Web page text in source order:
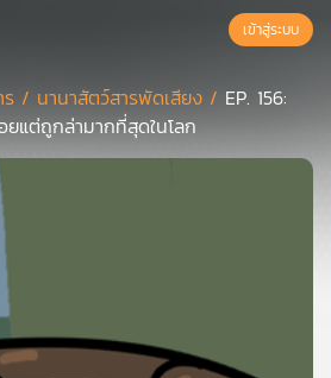
เข้าสู่ระบบ
ร / นานาสัตว์สารพัดเสียง / EP. 156:
แต่ถูกล่ามากที่สุดในโลก